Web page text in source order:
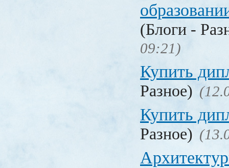
(Блоги -
09:21)
Купить
Разное)
Купить
Разное)